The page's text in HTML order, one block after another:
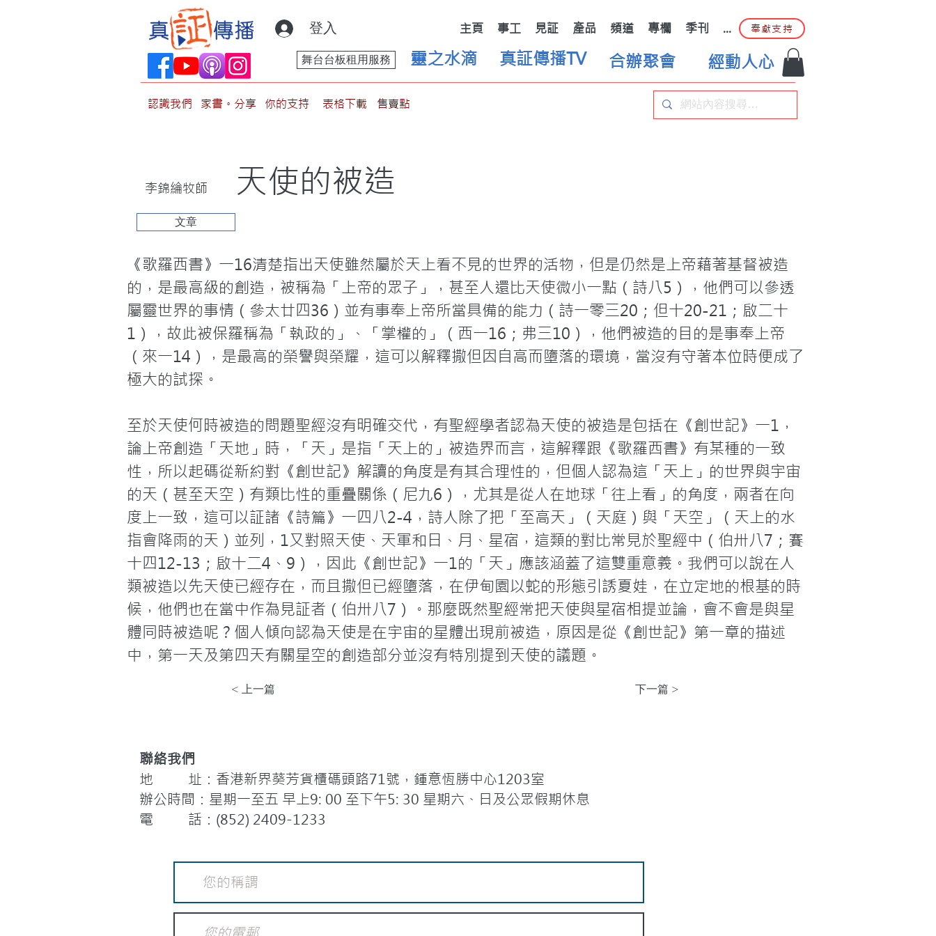
登入 主頁 事工 見証 產品 頻道 專欄 季刊 ... 奉獻支持
靈之水滴
舞台台板租用服務 真証傳播TV 合辦聚會 經動人心
認識我們 家書。分享 你的支持 表格下載 售賣點
李錦綸牧師 天使的被造
文章
《歌羅西書》一16清楚指出天使雖然屬於天上看不見的世界的活物，但是仍然是上帝藉著基督被造
的，是最高級的創造，被稱為「上帝的眾子」，甚至人還比天使微小一點（詩八5），他們可以參透
屬靈世界的事情（參太廿四36）並有事奉上帝所當具備的能力（詩一零三20；但十20-21；啟二十
1），故此被保羅稱為「執政的」、「掌權的」（西一16；弗三10），他們被造的目的是事奉上帝
（來一14），是最高的榮譽與榮耀，這可以解釋撒但因自高而墮落的環境，當沒有守著本位時便成了
極大的試探。
至於天使何時被造的問題聖經沒有明確交代，有聖經學者認為天使的被造是包括在《創世記》一1，
論上帝創造「天地」時，「天」是指「天上的」被造界而言，這解釋跟《歌羅西書》有某種的一致
性，所以起碼從新約對《創世記》解讀的角度是有其合理性的，但個人認為這「天上」的世界與宇宙
的天（甚至天空）有類比性的重疊關係（尼九6），尤其是從人在地球「往上看」的角度，兩者在向
度上一致，這可以証諸《詩篇》一四八2-4，詩人除了把「至高天」（天庭）與「天空」（天上的水
指會降雨的天）並列，1又對照天使、天軍和日、月、星宿，這類的對比常見於聖經中（伯卅八7；賽
十四12-13；啟十二4、9），因此《創世記》一1的「天」應該涵蓋了這雙重意義。我們可以說在人
類被造以先天使已經存在，而且撒但已經墮落，在伊甸園以蛇的形態引誘夏娃，在立定地的根基的時
候，他們也在當中作為見証者（伯卅八7）。那麼既然聖經常把天使與星宿相提並論，會不會是與星
體同時被造呢？個人傾向認為天使是在宇宙的星體出現前被造，原因是從《創世記》第一章的描述
中，第一天及第四天有關星空的創造部分並沒有特別提到天使的議題。
< 上一篇 下一篇 >
聯絡我們
地 址：香港新界葵芳貨櫃碼頭路71號，鍾意恆勝中心1203室
辦公時間：星期一至五 早上9: 00 至下午5: 30 星期六、日及公眾假期休息
電 話：(852) 2409-1233